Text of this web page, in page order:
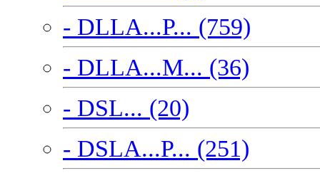
- DLLA...P... (759)
- DLLA...M... (36)
- DSL... (20)
- DSLA...P... (251)